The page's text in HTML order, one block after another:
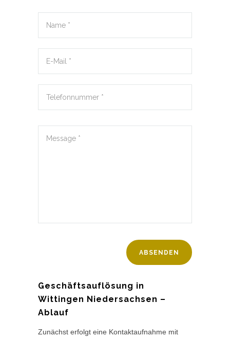
Geschäftsauflösung in
Wittingen Niedersachsen –
Ablauf
Zunächst erfolgt eine Kontaktaufnahme mit